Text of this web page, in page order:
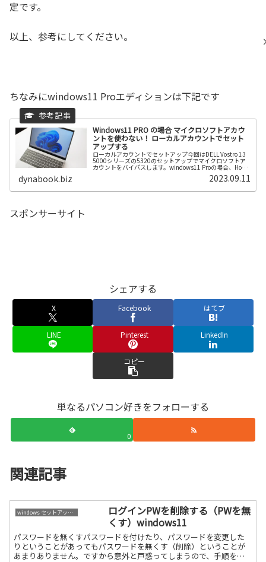
定です。
以上、参考にしてください。
ちなみにwindows11 Proエディションは下記です
Windows11 PRO の場合 マイクロソフトアカウ
ントを使わない！ ローカルアカウントでセット
アップする
ローカルアカウントでセットアップ今回はDELL Vostro 13
5000シリーズの5320のセットアップでマイクロソフトア
カウントをバイパスします。windows11 Proの場合、Home
のコマンドなどと比べると比較的簡単です。下記の続きを
dynabook.biz 2023.09.11
スポンサーサイト
シェアする
X Facebook はてブ
LINE Pinterest LinkedIn
コピー
単なるパソコン好きをフォローする
0
関連記事
windows セットアップ情報
ログインPWを削除する（PWを無
くす）windows11
パスワードを無くすパスワードを付けたり、パスワードを変更した
りということがあってもパスワードを無くす（削除）ということが
あまりありません。ですから意外と戸惑ってしまうので、手順をア